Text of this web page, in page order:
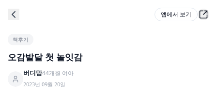
앱에서 보기
책후기
오감발달 첫 놀잇감
버디맘44개월 여아
2023년 09월 20일